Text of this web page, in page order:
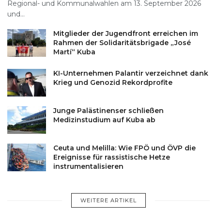
Regional- und Kommunalwahlen am 13. September 2026
und...
Mitglieder der Jugendfront erreichen im
Rahmen der Solidaritätsbrigade „José
Martí“ Kuba
KI-Unternehmen Palantir verzeichnet dank
Krieg und Genozid Rekordprofite
Junge Palästinenser schließen
Medizinstudium auf Kuba ab
Ceuta und Melilla: Wie FPÖ und ÖVP die
Ereignisse für rassistische Hetze
instrumentalisieren
WEITERE ARTIKEL